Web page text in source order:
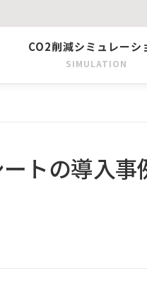
CO2削減シミュレーシ
SIMULATION
トの導入事